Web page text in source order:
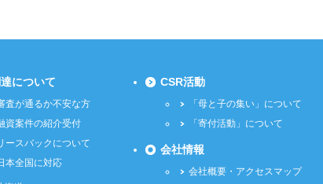
について
査が通るか不安な方
資案件の紹介受付
ースバックについて
本全国に対応
CSR活動
「母と子の集い」について
「寄付活動」について
会社情報
会社概要・アクセスマップ